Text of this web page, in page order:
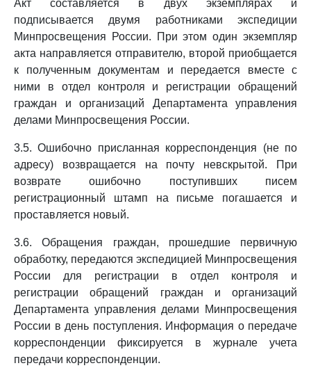
Акт составляется в двух экземплярах и
подписывается двумя работниками экспедиции
Минпросвещения России. При этом один экземпляр
акта направляется отправителю, второй приобщается
к полученным документам и передается вместе с
ними в отдел контроля и регистрации обращений
граждан и организаций Департамента управления
делами Минпросвещения России.
3.5. Ошибочно присланная корреспонденция (не по
адресу) возвращается на почту невскрытой. При
возврате ошибочно поступивших писем
регистрационный штамп на письме погашается и
проставляется новый.
3.6. Обращения граждан, прошедшие первичную
обработку, передаются экспедицией Минпросвещения
России для регистрации в отдел контроля и
регистрации обращений граждан и организаций
Департамента управления делами Минпросвещения
России в день поступления. Информация о передаче
корреспонденции фиксируется в журнале учета
передачи корреспонденции.